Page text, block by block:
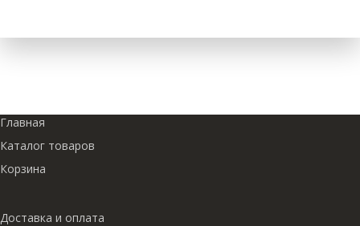
Главная
Каталог товаров
Корзина
Доставка и оплата